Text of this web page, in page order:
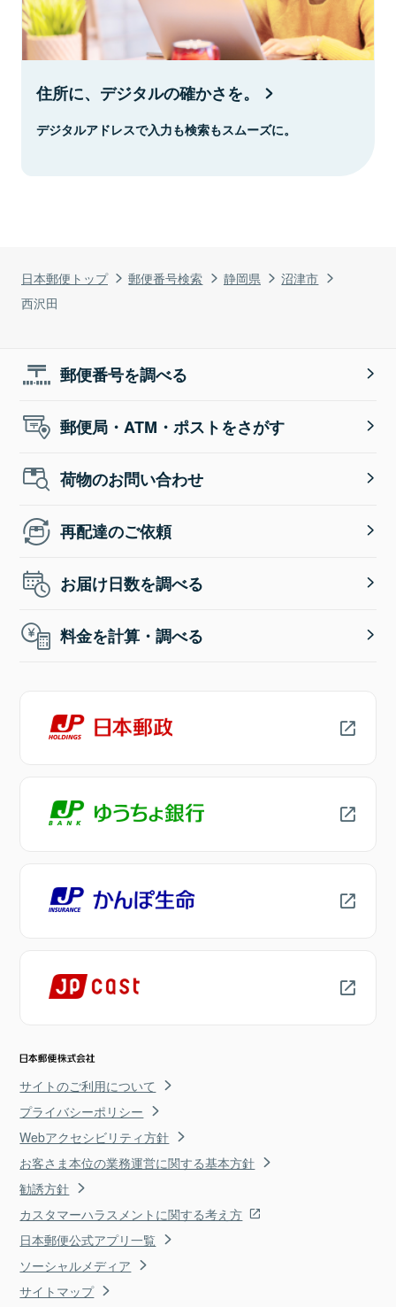
日本郵便トップ 郵便番号検索 静岡県
沼津市
西沢田
住所に、デジタルの確かさを。
デジタルアドレスで入力も検索もスムーズに。
郵便番号を調べる
郵便局・ATM・ポストをさがす
荷物のお問い合わせ
再配達のご依頼
お届け日数を調べる
料金を計算・調べる
サイトのご利用について
プライバシーポリシー
Webアクセシビリティ方針
お客さま本位の業務運営に関する基本方針
勧誘方針
カスタマーハラスメントに関する考え方
日本郵便公式アプリ一覧
ソーシャルメディア
サイトマップ